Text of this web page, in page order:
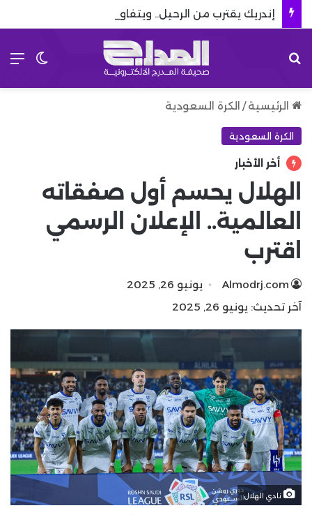
الرئيسية / الكرة السعودية
الكرة السعودية
أخر الأخبار
الهلال يحسم أول صفقاته
العالمية.. الإعلان الرسمي
اقترب
Almodrj.com
يونيو 26, 2025
آخر تحديث: يونيو 26, 2025
نادي الهلال